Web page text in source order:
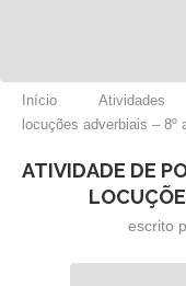
Início Atividades
locuções adverbiais – 8º
ATIVIDADE DE
escrito